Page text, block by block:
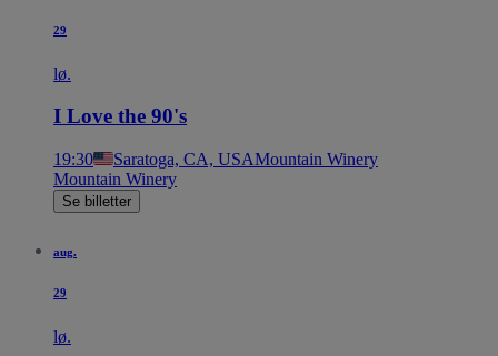
29
lø.
I Love the 90's
19:30 Saratoga, CA, USAMountain Winery
Mountain Winery
Se billetter
aug.
29
lø.